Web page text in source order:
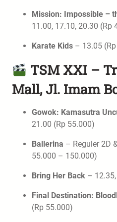
Mission: Impossible –
11.00, 17.10, 20.30 (Rp
Karate Kids – 13.05
TSM XXI –
Mall, Jl. Imam
Gowok: Kamasutra
21.00 (Rp 55.000)
Ballerina – Reguler 2D
55.000 – 150.000)
Bring Her Back –
Final Destination:
(Rp 55.000)